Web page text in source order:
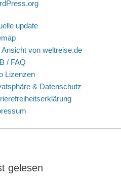
update
Ansicht von weltreise.de
/ FAQ
Lizenzen
& Datenschutz
gelesen